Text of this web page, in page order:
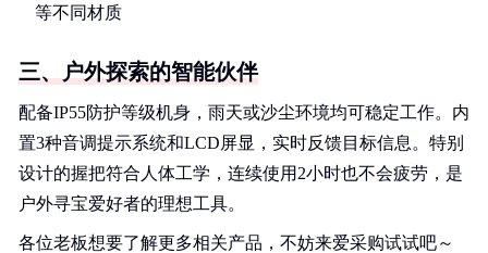
等不同材质
三、户外探索的智能伙伴
配备IP55防护等级机身，雨天或沙尘环境均可稳定工作。内
置3种音调提示系统和LCD屏显，实时反馈目标信息。特别
设计的握把符合人体工学，连续使用2小时也不会疲劳，是
户外寻宝爱好者的理想工具。
各位老板想要了解更多相关产品，不妨来爱采购试试吧～